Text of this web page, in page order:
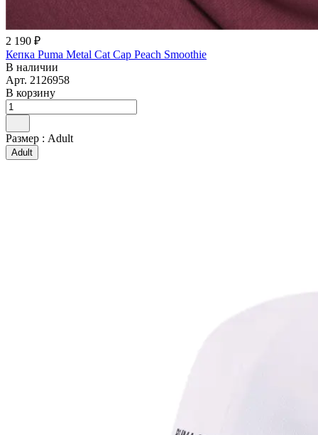
2 190 ₽
Кепка Puma Metal Cat Cap Peach Smoothie
В наличии
Арт. 2126958
В корзину
Размер : Adult
Adult